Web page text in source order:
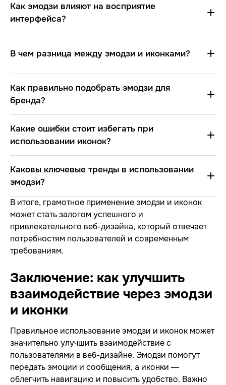
Как эмодзи влияют на восприятие
интерфейса?
В чем разница между эмодзи и иконками?
Как правильно подобрать эмодзи для
бренда?
Какие ошибки стоит избегать при
использовании иконок?
Каковы ключевые тренды в использовании
эмодзи?
В итоге, грамотное применение эмодзи и иконок
может стать залогом успешного и
привлекательного веб-дизайна, который отвечает
потребностям пользователей и современным
требованиям.
Заключение: как улучшить
взаимодействие через эмодзи
и иконки
Правильное использование эмодзи и иконок может
значительно улучшить взаимодействие с
пользователями в веб-дизайне. Эмодзи помогут
передать эмоции и сообщения, а иконки —
облегчить навигацию и повысить удобство. Важно